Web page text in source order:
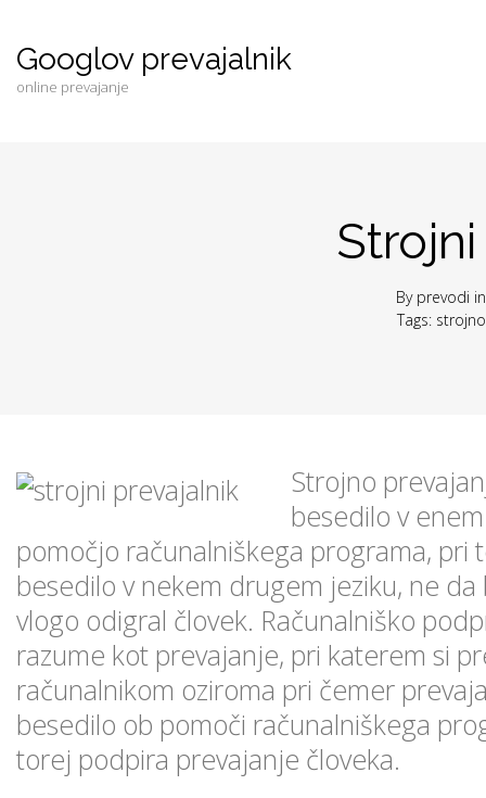
Googlov prevajalnik
online prevajanje
By prevodi
Tags:
Strojno
besedilo v
pomočjo računalniškega programa, pri
besedilo v nekem drugem jeziku, ne
vlogo odigral človek. Računalniško
razume kot prevajanje, pri katerem si
računalnikom oziroma pri čemer
besedilo ob pomoči računalniškega
torej podpira prevajanje človeka.